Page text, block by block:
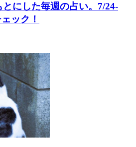
にした毎週の占い。7/24-
ック！